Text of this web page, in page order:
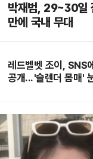
박재범, 29~30일
만에 국내 무대
레드벨벳 조이, SNS
공개...'슬렌더 몸매'